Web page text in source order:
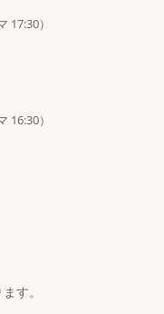
17:30）
16:30）
す。